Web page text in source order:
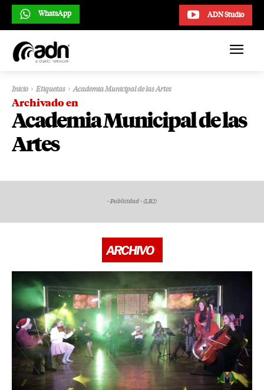
ADN Studio
WhatsApp
Inicio Etiquetas Academia Municipal de las Artes
Archivado en
Academia Municipal de las
Artes
- Publicidad - (LB2)
ARCHIVO